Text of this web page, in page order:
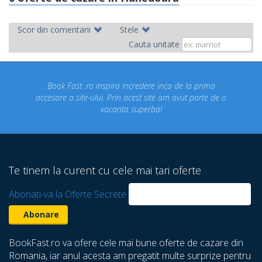
Scor din comentarii
Stele
Cauta unitate
incredere inca de la prima
acest site am avut parte de o
Concediul nostru rezervat
un concediu de vis.
Te tinem la curent cu cele mai tari oferte
Abonati-va la Oferte Secrete
BookFast.ro va ofere cele mai bune oferte de cazare din
Romania, iar anul acesta am pregatit multe surprize pentru